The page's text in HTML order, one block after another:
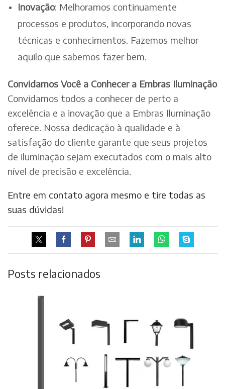
Inovação: Melhoramos continuamente
processos e produtos, incorporando novas
técnicas e conhecimentos. Fazemos melhor
aquilo que sabemos fazer bem.
Convidamos Você a Conhecer a Embras Iluminação
Convidamos todos a conhecer de perto a
excelência e a inovação que a Embras Iluminação
oferece. Nossa dedicação à qualidade e à
satisfação do cliente garante que seus projetos
de iluminação sejam executados com o mais alto
nível de precisão e excelência.
Entre em contato agora mesmo e tire todas as
suas dúvidas!
Posts relacionados